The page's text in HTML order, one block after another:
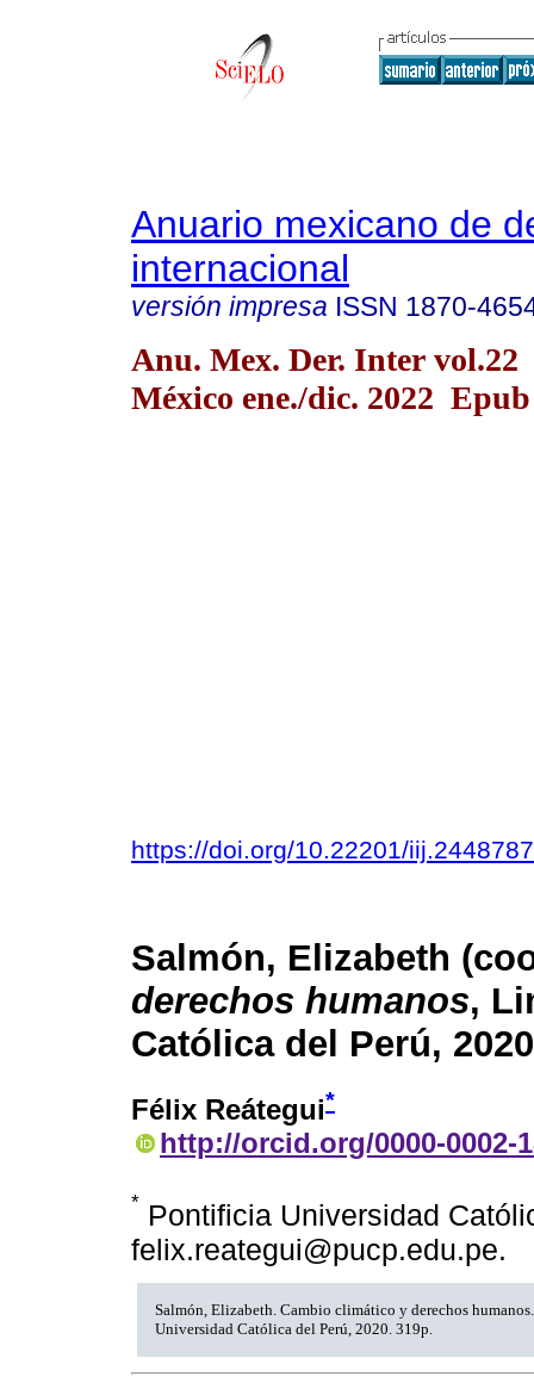
Anuario mexicano de
internacional
versión impresa ISSN 1870-
Anu. Mex. Der. Inter
México ene./dic. 2022
https://doi.org/10.22201/
Salmón, Elizabeth
derechos humanos,
Católica del Perú,
Félix Reátegui*
http://orcid.org/0000-0002-
* Pontificia Universidad
felix.reategui@pucp.edu.pe.
Salmón, Elizabeth. Cambio climático y derechos
Universidad Católica del Perú, 2020. 319p.